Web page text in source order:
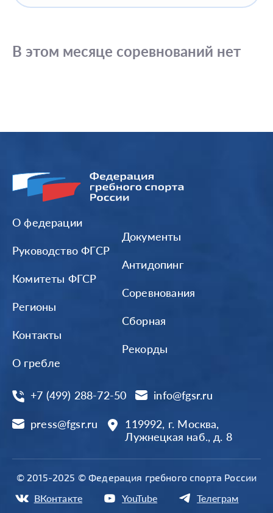
В этом месяце соревнований нет
О федерации
Руководство ФГСР
Комитеты ФГСР
Регионы
Контакты
О гребле
Документы
Антидопинг
Соревнования
Сборная
Рекорды
+7 (499) 288-72-50 info@fgsr.ru
press@fgsr.ru
119992, г. Москва,
Лужнецкая наб., д. 8
© 2015-2025 © Федерация гребного спорта России
ВКонтакте YouTube Телеграм